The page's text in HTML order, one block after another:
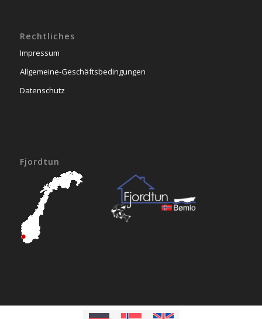
Rechtliches
Impressum
Allgemeine-Geschäftsbedingungen
Datenschutz
Fjordtun